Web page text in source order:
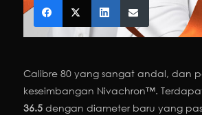
Calibre 80 yang sangat andal, dan
keseimbangan Nivachron™.
36.5 dengan diameter baru yang